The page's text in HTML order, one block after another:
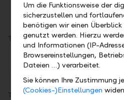
General inquiry
Topic
Investors
Topic
Um die Funktionsweise der
sicherzustellen und
benötigen wir einen
genutzt werden. Hierzu
und Informationen (IP-
Browsereinstellungen,
Dateien …) verarbeitet.
Sie können Ihre Zustimmung
(Cookies-)Einstellungen